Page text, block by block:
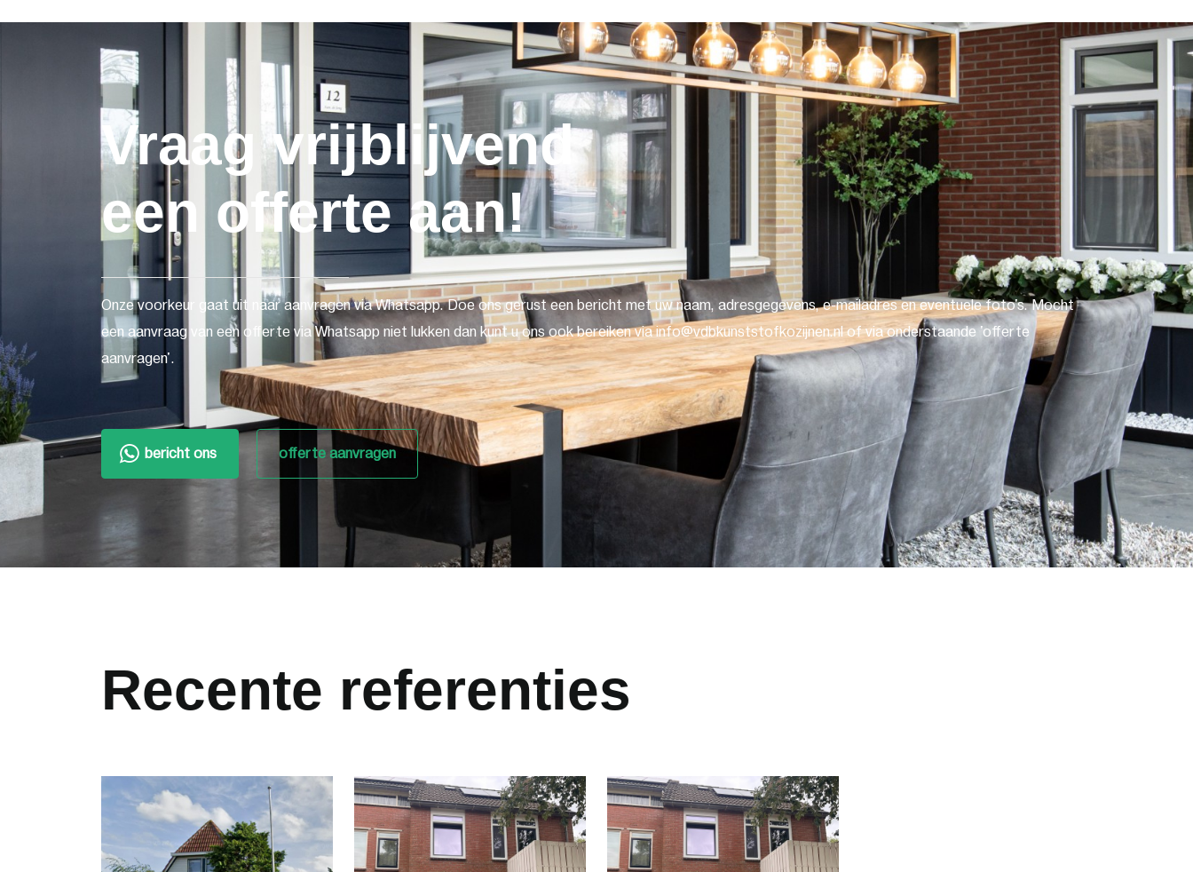
Vraag vrijblijvend
een offerte aan!
Onze voorkeur gaat uit naar aanvragen via Whatsapp. Doe ons gerust een bericht met uw naam, adresgegevens, e-mailadres en eventuele foto's. Mocht
een aanvraag van een offerte via Whatsapp niet lukken dan kunt u ons ook bereiken via info@vdbkunststofkozijnen.nl of via onderstaande 'offerte
aanvragen'.
bericht ons offerte aanvragen
Recente referenties